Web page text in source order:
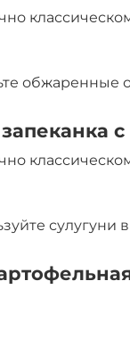
обжаренные
с
сулугуни